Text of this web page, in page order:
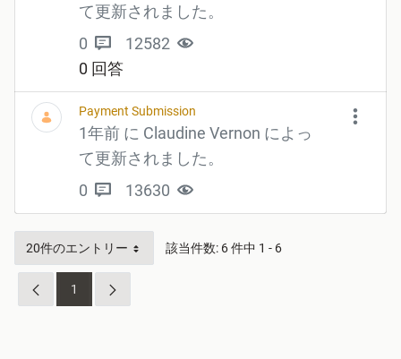
て更新されました。
0
12582
0 回答
Payment Submission
1年前 に Claudine Vernon によっ
て更新されました。
0
13630
20件のエントリー 該当件数: 6 件中 1 - 6
ページ
1